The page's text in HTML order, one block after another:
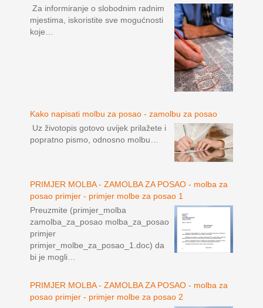
Za informiranje o slobodnim radnim
mjestima, iskoristite sve mogućnosti
koje…
Kako napisati molbu za posao - zamolbu za posao
Uz životopis gotovo uvijek prilažete i
popratno pismo, odnosno molbu…
PRIMJER MOLBA - ZAMOLBA ZA POSAO - molba za
posao primjer - primjer molbe za posao 1
Preuzmite (primjer_molba
zamolba_za_posao molba_za_posao
primjer
primjer_molbe_za_posao_1.doc) da
bi je mogli…
PRIMJER MOLBA - ZAMOLBA ZA POSAO - molba za
posao primjer - primjer molbe za posao 2